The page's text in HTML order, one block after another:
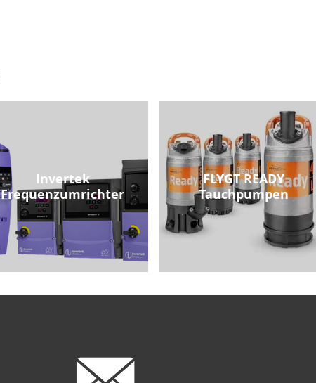
Invertek
Frequenzumrichter
FLYGT READY
Tauchpumpen